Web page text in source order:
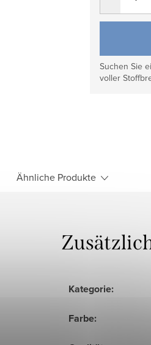
Suchen Sie
voller
Ähnliche Produkte
Kategorie:
Farbe: